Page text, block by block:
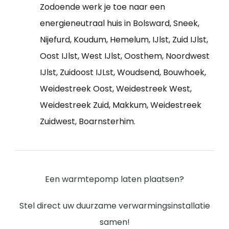
Zodoende werk je toe naar een
energieneutraal huis in Bolsward, Sneek,
Nijefurd, Koudum, Hemelum, IJlst, Zuid IJlst,
Oost IJlst, West IJlst, Oosthem, Noordwest
IJlst, Zuidoost IJLst, Woudsend, Bouwhoek,
Weidestreek Oost, Weidestreek West,
Weidestreek Zuid, Makkum, Weidestreek
Zuidwest, Boarnsterhim.
Een warmtepomp laten plaatsen?
Stel direct uw duurzame verwarmingsinstallatie
samen!